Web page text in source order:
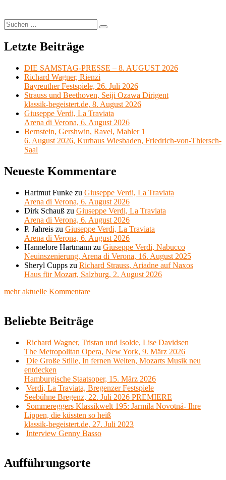
Suchen
nach:
Suchen
Letzte Beiträge
DIE SAMSTAG-PRESSE – 8. AUGUST 2026
Richard Wagner, Rienzi
Bayreuther Festspiele, 26. Juli 2026
Strauss und Beethoven, Seiji Ozawa Dirigent
klassik-begeistert.de, 8. August 2026
Giuseppe Verdi, La Traviata
Arena di Verona, 6. August 2026
Bernstein, Gershwin, Ravel, Mahler 1
6. August 2026, Kurhaus Wiesbaden, Friedrich-von-Thiersch-
Saal
Neueste Kommentare
Hartmut Funke zu Giuseppe Verdi, La Traviata
Arena di Verona, 6. August 2026
Dirk Schauß zu Giuseppe Verdi, La Traviata
Arena di Verona, 6. August 2026
P. Jahreis zu Giuseppe Verdi, La Traviata
Arena di Verona, 6. August 2026
Hannelore Hartmann zu Giuseppe Verdi, Nabucco
Neuinszenierung, Arena di Verona, 16. August 2025
Sheryl Cupps zu Richard Strauss, Ariadne auf Naxos
Haus für Mozart, Salzburg, 2. August 2026
mehr aktuelle Kommentare
Beliebte Beiträge
Richard Wagner, Tristan und Isolde, Lise Davidsen
The Metropolitan Opera, New York, 9. März 2026
Die Große Stille, In fernen Welten, Mozarts Musik neu
entdecken
Hamburgische Staatsoper, 15. März 2026
Verdi, La Traviata, Bregenzer Festspiele
Seebühne Bregenz, 22. Juli 2026 PREMIERE
Sommereggers Klassikwelt 195: Jarmila Novotná- Ihre
Lippen, die küssten so heiß
klassik-begeistert.de, 27. Juli 2023
Interview Genny Basso
Aufführungsorte